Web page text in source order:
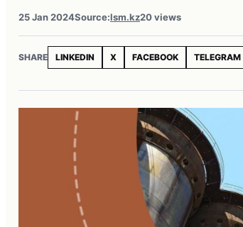
25 Jan 2024Source:lsm.kz20 views
SHARE LINKEDIN X FACEBOOK TELEGRAM